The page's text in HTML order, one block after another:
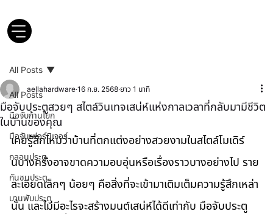
All Posts
มือจับก้านโยก
มือจับเฟอร์นิเจอร์
กลอนประตู
กันชนประตู
บานพับประตู
All Posts
มือจับประตูสวยๆ สไตล์วินเทจเสน่ห์แห่งกาลเวลาที่กลับมามีชีวิต
ในบ้านของคุณ
aellahardware 16 ก.ย. 2568 ยาว 1 นาที
เคยรู้สึกไหมว่าบ้านที่ตกแต่งอย่างสวยงามในสไตล์โมเดิร์
นบางครั้งอาจขาดความอบอุ่นหรือเรื่องราวบางอย่างไป ราย
ละเอียดเล็กๆ น้อยๆ คือสิ่งที่จะเข้ามาเติมเต็มความรู้สึกเหล่า
นั้น และไม่มีอะไรจะสร้างมนต์เสน่ห์ได้ดีเท่ากับ มือจับประตู